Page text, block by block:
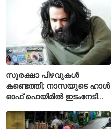
സുരക്ഷാ പിഴവുകൾ
കണ്ടെത്തി; നാസയുടെ ഹാൾ
ഓഫ് ഫെയിമിൽ ഇടംനേടി